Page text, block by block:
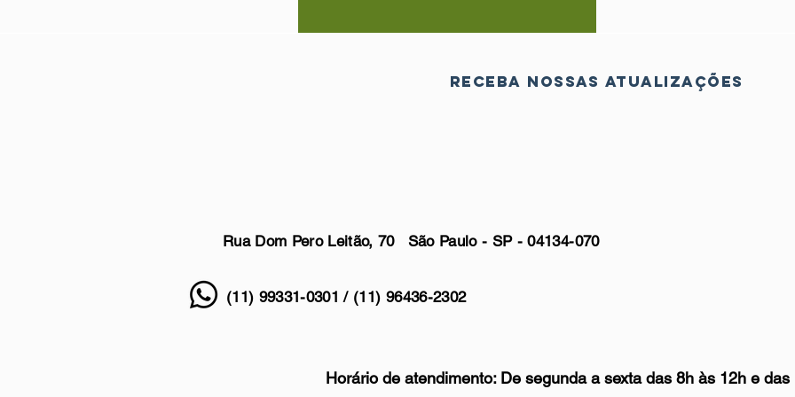
Receba nossas atualizações
Rua Dom Pero Leitão, 70São Paulo - SP - 04134-070
(11) 99331-0301 / (11) 96436-2302
Horário de atendimento: De segunda a sexta das 8h às 12h e das